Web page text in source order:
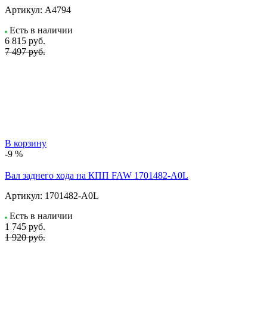
Артикул: A4794
Есть в наличии
6 815 руб.
7 497 руб.
В корзину
-9 %
Вал заднего хода на КПП FAW 1701482-A0L
Артикул: 1701482-A0L
Есть в наличии
1 745 руб.
1 920 руб.